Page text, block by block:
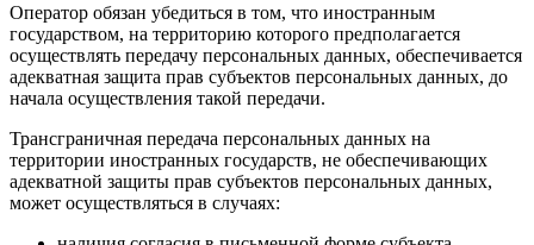
Оператор обязан убедиться в том, что иностранным
государством, на территорию которого предполагается
осуществлять передачу персональных данных, обеспечивается
адекватная защита прав субъектов персональных данных, до
начала осуществления такой передачи.
Трансграничная передача персональных данных на
территории иностранных государств, не обеспечивающих
адекватной защиты прав субъектов персональных данных,
может осуществляться в случаях: